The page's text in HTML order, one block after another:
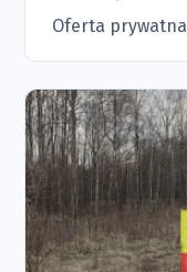
Oferta prywatna